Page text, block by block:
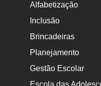
Alfabetização
Inclusão
Brincadeiras
Planejamento
Gestão Escolar
Escola das